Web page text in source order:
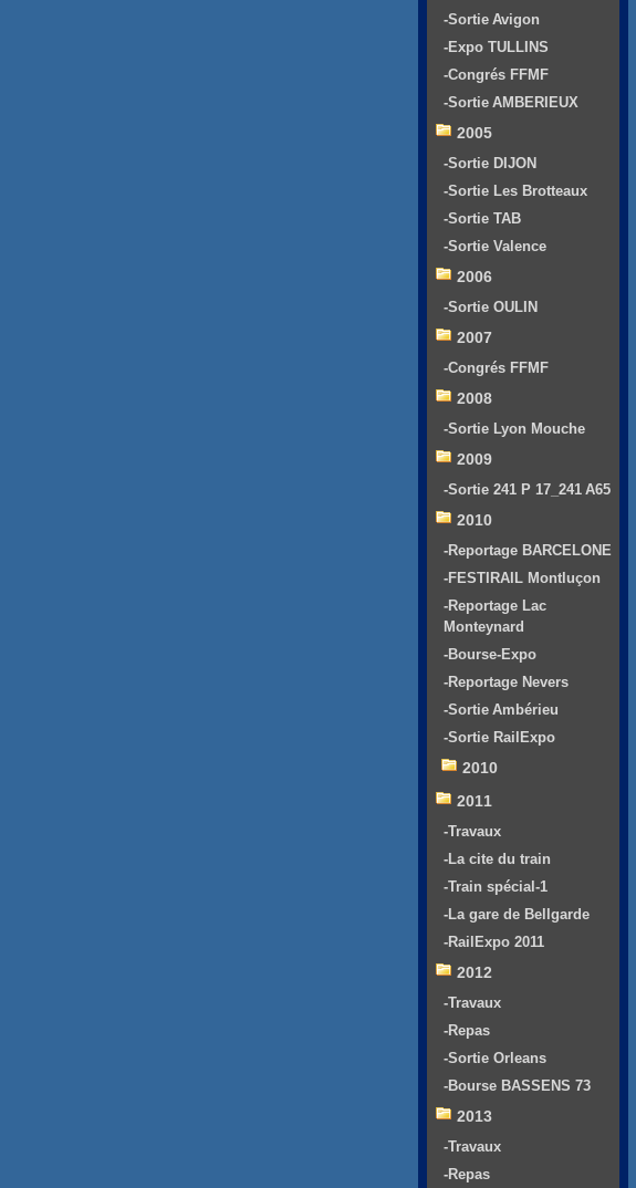
-Sortie Avigon
-Expo TULLINS
-Congrés FFMF
-Sortie AMBERIEUX
2005
-Sortie DIJON
-Sortie Les Brotteaux
-Sortie TAB
-Sortie Valence
2006
-Sortie OULIN
2007
-Congrés FFMF
2008
-Sortie Lyon Mouche
2009
-Sortie 241 P 17_241 A65
2010
-Reportage BARCELONE
-FESTIRAIL Montluçon
-Reportage Lac
Monteynard
-Bourse-Expo
-Reportage Nevers
-Sortie Ambérieu
-Sortie RailExpo
2010
2011
-Travaux
-La cite du train
-Train spécial-1
-La gare de Bellgarde
-RailExpo 2011
2012
-Travaux
-Repas
-Sortie Orleans
-Bourse BASSENS 73
2013
-Travaux
-Repas